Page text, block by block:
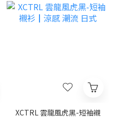
XCTRL 雲龍風虎黑-短袖襯